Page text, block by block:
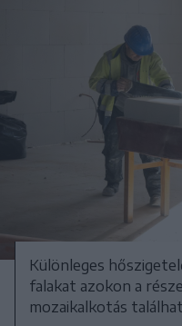
Különleges
falakat azokon a
mozaikalkotás